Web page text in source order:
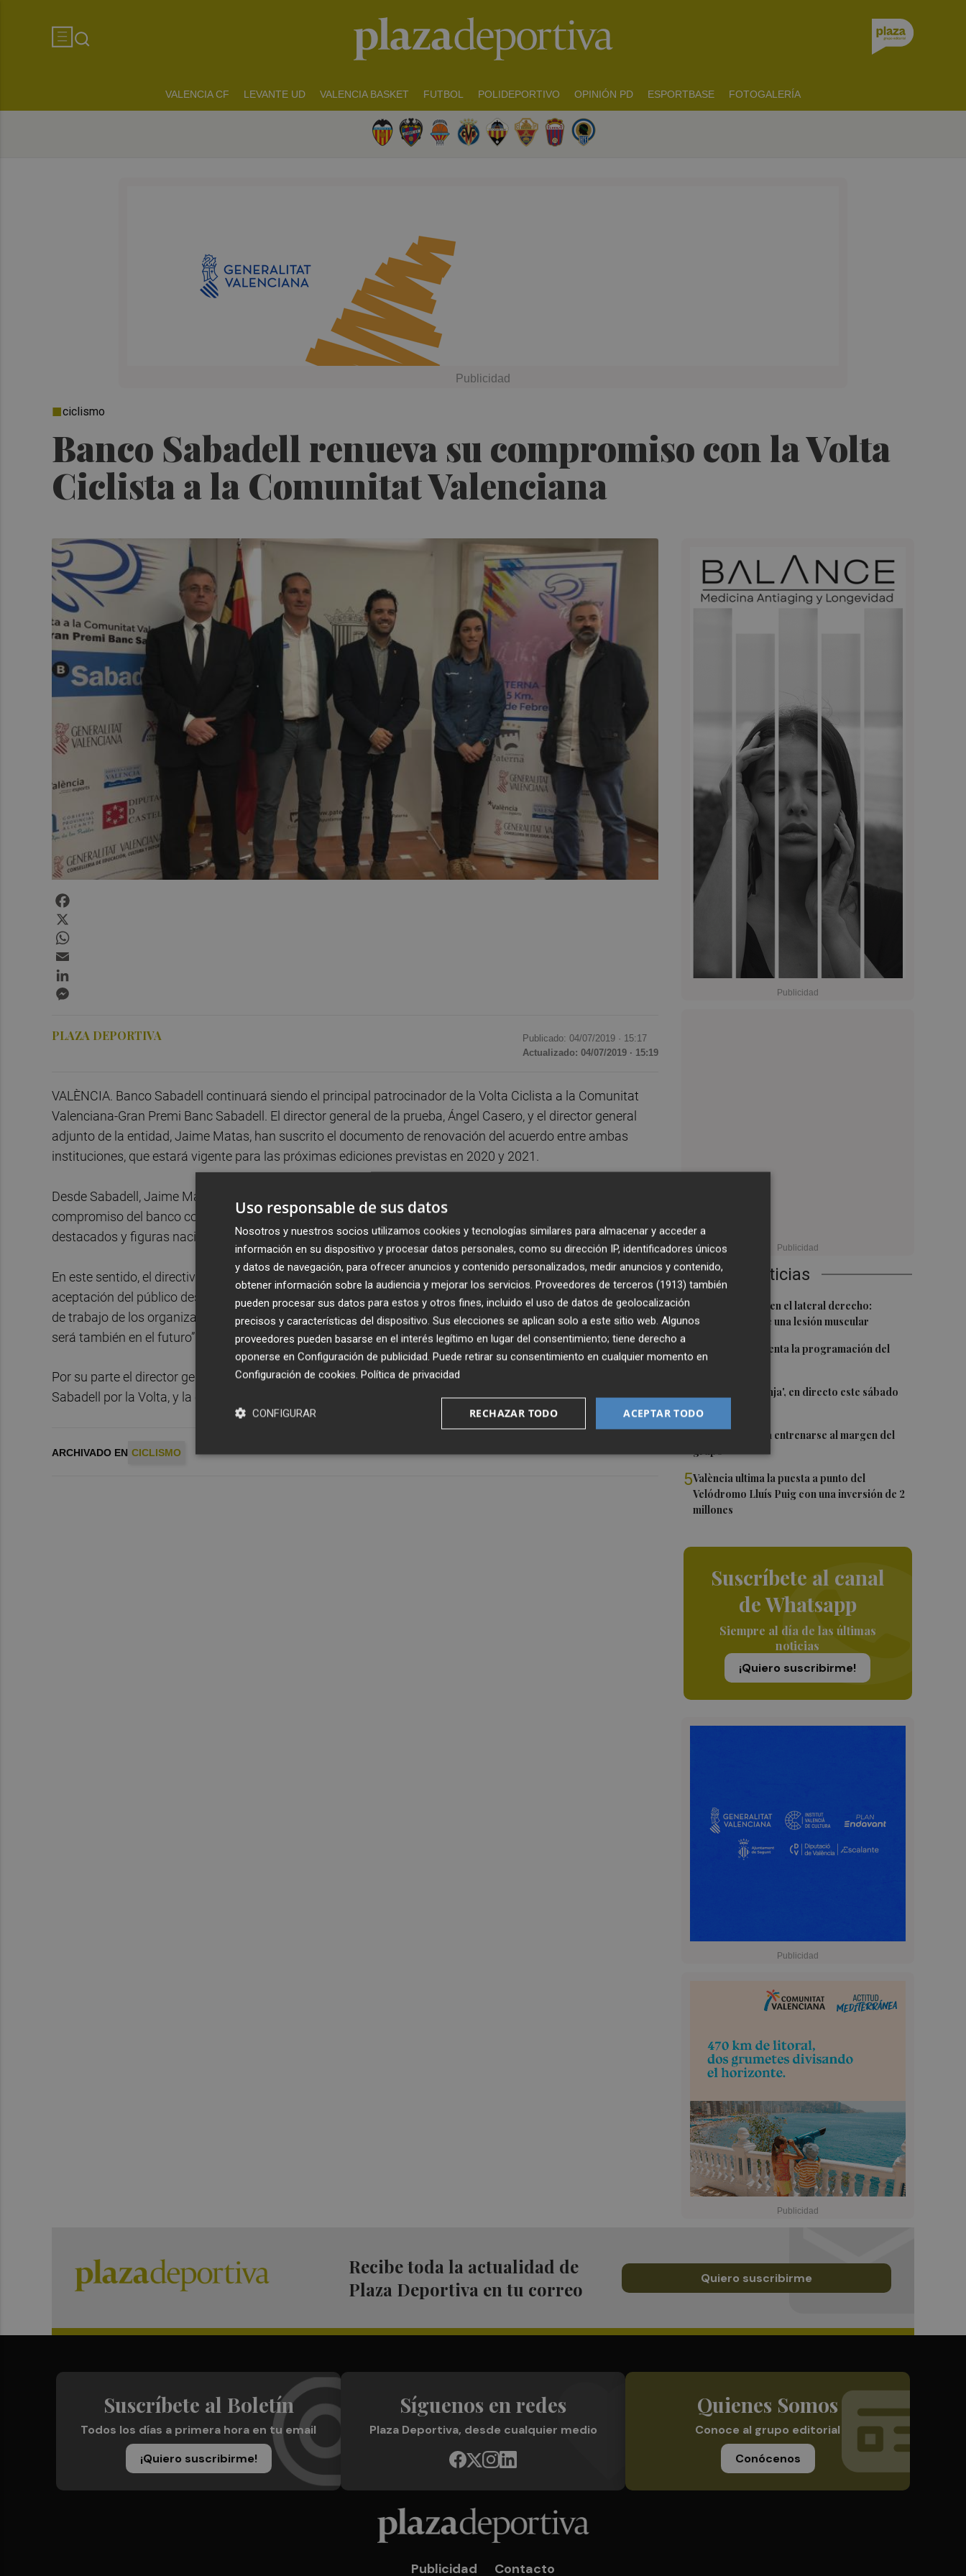
VALENCIA CF LEVANTE UD VALENCIA BASKET FUTBOL POLIDEPORTIVO OPINIÓN PD ESPORTBASE FOTOGALERÍA
Banco Sabadell renueva su compromiso con la Volta
Ciclista a la Comunitat Valenciana
ciclismo
Últimas Noticias
1
Más problemas en el lateral derecho:
Monferrer sufre una lesión muscular
2 El Valencia presenta la programación del
Trofeu Taronja
3 El 'Trofeu Taronja', en directo este sábado
por À Punt
4 Almeida vuelve a entrenarse al margen del
grupo
5València ultima la puesta a punto del
Velódromo Lluís Puig con una inversión de 2
millones
Suscríbete al canal
de Whatsapp
Siempre al día de las últimas
noticias
¡Quiero suscribirme!
PLAZA DEPORTIVA Publicado: 04/07/2019 · 15:17
Actualizado: 04/07/2019 · 15:19
VALÈNCIA. Banco Sabadell continuará siendo el principal patrocinador de la Volta Ciclista a la Comunitat
Valenciana-Gran Premi Banc Sabadell. El director general de la prueba, Ángel Casero, y el director general
adjunto de la entidad, Jaime Matas, han suscrito el documento de renovación del acuerdo entre ambas
instituciones, que estará vigente para las próximas ediciones previstas en 2020 y 2021.
Desde Sabadell, Jaime Matas, ha querido destacar que la ampliación de este vínculo representa el
compromiso del banco con la continuidad de esta prueba, que consigue reunir cada año a los equipos más
destacados y figuras nacionales e internacionales por los municipios de Alicante, Castellón y Valencia.
En este sentido, el directivo ha remarcado que “no es fácil que un acontecimiento deportivo consiga la
aceptación del público desde su nacimiento, se consolide como referente y tenga continuidad. La capacidad
de trabajo de los organizadores y el esfuerzo desde el comienzo han contribuido a su éxito, y seguro que lo
será también en el futuro”.
Por su parte el director general de la competición ciclista, Ángel Casero, ha agradecido “la apuesta de Banco
Sabadell por la Volta, y la confianza que desde el primer momento ha tenido en su puesta en marcha”.
ARCHIVADO EN CICLISMO
Recibe toda la actualidad de
Plaza Deportiva en tu correo
Quiero suscribirme
Suscríbete al Boletín
Todos los días a primera hora en tu email
¡Quiero suscribirme!
Síguenos en redes
Plaza Deportiva, desde cualquier medio
Quienes Somos
Conoce al grupo editorial
Conócenos
Publicidad Contacto
Uso responsable de sus datos
Nosotros y nuestros socios utilizamos cookies y tecnologías similares para almacenar y acceder a
información en su dispositivo y procesar datos personales, como su dirección IP, identificadores únicos
y datos de navegación, para ofrecer anuncios y contenido personalizados, medir anuncios y contenido,
obtener información sobre la audiencia y mejorar los servicios. Proveedores de terceros (1913) también
pueden procesar sus datos para estos y otros fines, incluido el uso de datos de geolocalización
precisos y características del dispositivo. Sus elecciones se aplican solo a este sitio web. Algunos
proveedores pueden basarse en el interés legítimo en lugar del consentimiento; tiene derecho a
oponerse en Configuración de publicidad. Puede retirar su consentimiento en cualquier momento en
Configuración de cookies. Política de privacidad
ACEPTAR TODO
RECHAZAR TODO
CONFIGURAR